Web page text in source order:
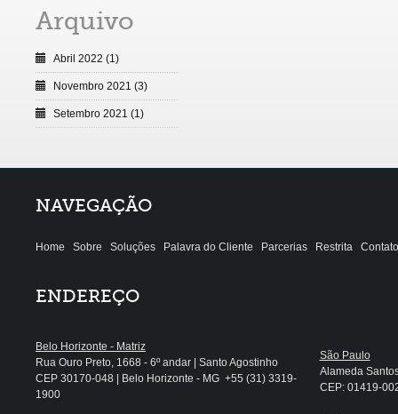
Arquivo
Abril 2022 (1)
Novembro 2021 (3)
Setembro 2021 (1)
NAVEGAÇÃO
Home Sobre Soluções Palavra do Cliente Parcerias Restrita Contato
ENDEREÇO
Belo Horizonte - Matriz
Rua Ouro Preto, 1668 - 6º andar | Santo Agostinho
CEP 30170-048 | Belo Horizonte - MG +55 (31) 3319-
1900
São Paulo
Alameda
CEP: 01419-